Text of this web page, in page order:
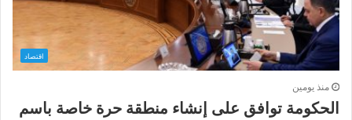
اقتصاد
منذ يومين
الحكومة توافق على إنشاء منطقة حرة خاصة باسم